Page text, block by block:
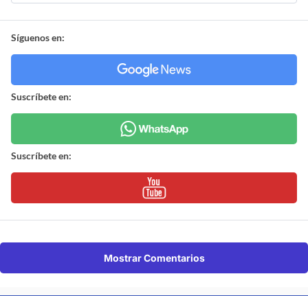
Síguenos en:
Suscríbete en:
Suscríbete en:
Mostrar Comentarios